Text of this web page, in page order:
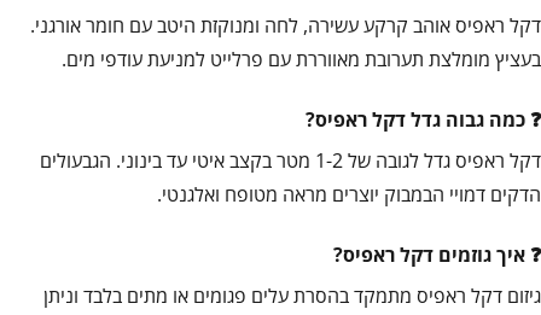
דקל ראפיס אוהב קרקע עשירה, לחה ומנוקזת היטב עם חומר אורגני.
בעציץ מומלצת תערובת מאווררת עם פרלייט למניעת עודפי מים.
כמה גבוה גדל דקל ראפיס?
דקל ראפיס גדל לגובה של 1-2 מטר בקצב איטי עד בינוני. הגבעולים
הדקים דמויי הבמבוק יוצרים מראה מטופח ואלגנטי.
איך גוזמים דקל ראפיס?
גיזום דקל ראפיס מתמקד בהסרת עלים פגומים או מתים בלבד וניתן